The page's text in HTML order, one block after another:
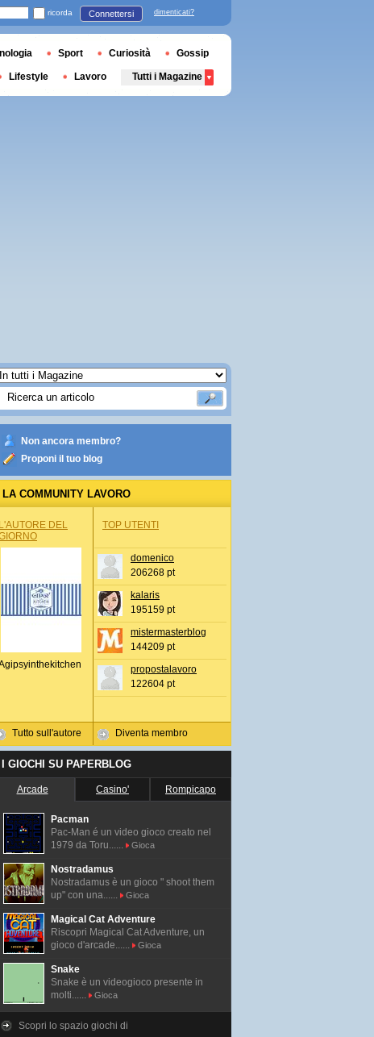
Non ancora membro?
Proponi il tuo blog
LA COMMUNITY LAVORO
L'AUTORE DEL
Tutto sull'autore
TOP UTENTI
domenico
206268 pt
kalaris
195159 pt
mistermasterblog
144209 pt
propostalavoro
122604 pt
Diventa membro
I GIOCHI SU PAPERBLOG
Arcade Casino' Rompicapo
Pacman
Pac-Man é un video gioco creato nel
1979 da Toru......
Gioca
Nostradamus
Nostradamus è un gioco " shoot them
up" con una......
Gioca
Magical Cat Adventure
Riscopri Magical Cat Adventure, un
gioco d'arcade......
Gioca
Snake
Snake è un videogioco presente in
molti......
Gioca
Scopri lo spazio giochi di
ricorda Connettersi dimenticati?
Sport Curiosità Gossip
Lifestyle Lavoro Tutti i Magazine